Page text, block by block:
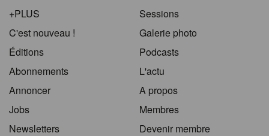
+PLUS
C'est nouveau !
Éditions
Abonnements
Annoncer
Jobs
Newsletters
Sessions
Galerie photo
Podcasts
L'actu
A propos
Membres
Devenir membre